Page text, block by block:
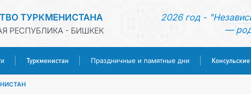
ТУРКМЕНИСТАНА
РЕСПУБЛИКА - БИШКЕК
2026 год -
—
Туркменистан Праздничные и памятные дни Консульские